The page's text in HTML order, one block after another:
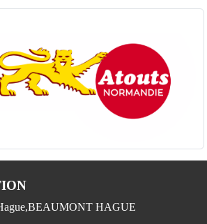
HAGUE